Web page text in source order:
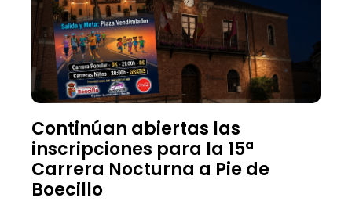
Continúan abiertas las
inscripciones para la 15ª
Carrera Nocturna a Pie de
Boecillo